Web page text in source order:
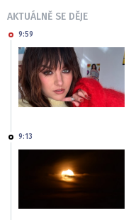
AKTUÁLNĚ SE DĚJE
9:59
9:13